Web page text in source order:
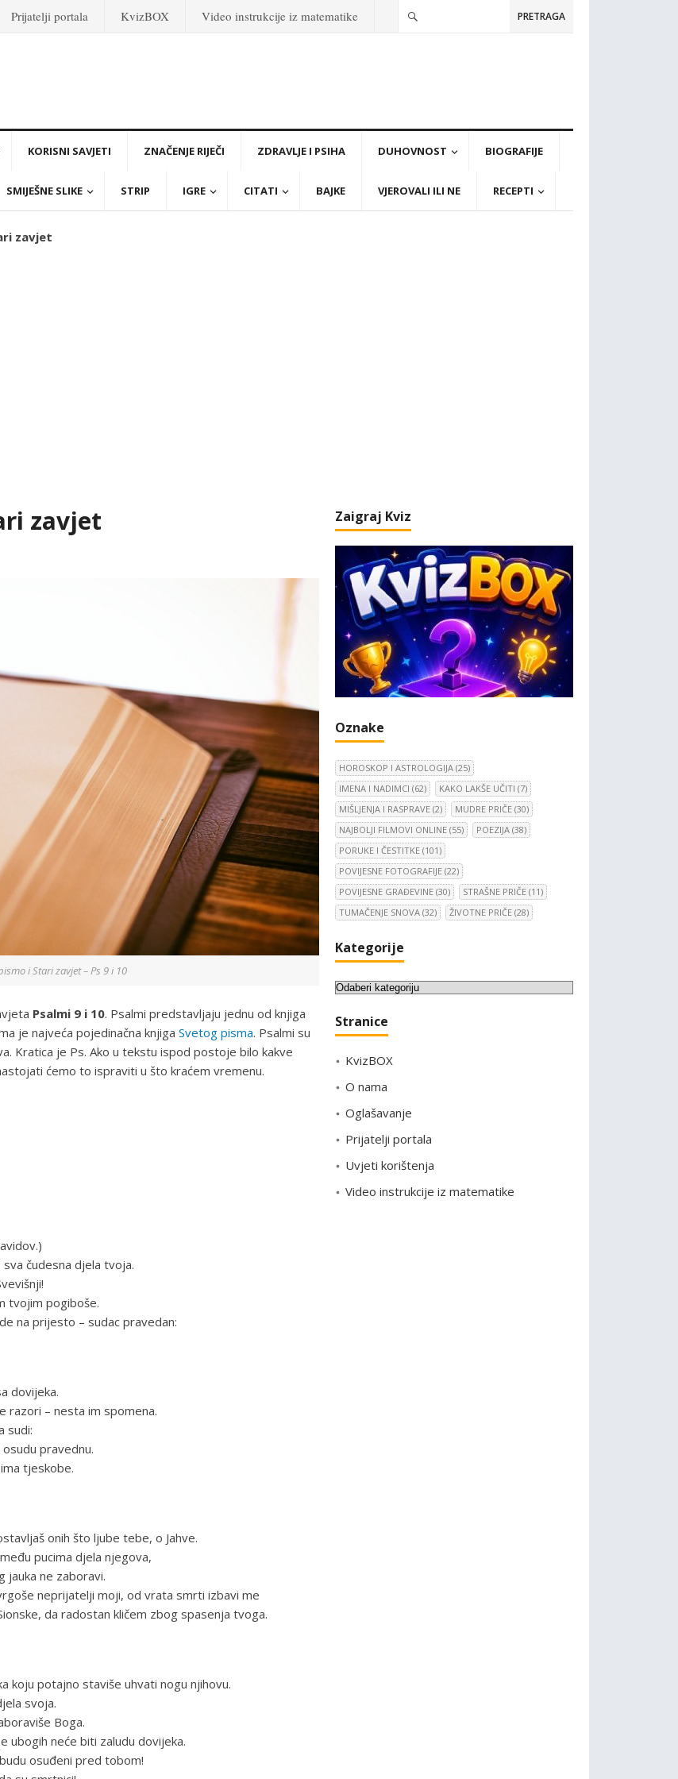
Prijatelji portala KvizBOX Video instrukcije iz matematike PRETRAGA
KORISNI SAVJETI ZNAČENJE RIJEČI ZDRAVLJE I PSIHA DUHOVNOST BIOGRAFIJE
SMIJEŠNE SLIKE STRIP IGRE CITATI BAJKE VJEROVALI ILI NE RECEPTI
zavjet
zavjet
i Stari zavjet – Ps 9 i 10
Psalmi 9 i 10. Psalmi predstavljaju jednu od knjiga
je najveća pojedinačna knjiga Svetog pisma. Psalmi su
Kratica je Ps. Ako u tekstu ispod postoje bilo kakve
ćemo to ispraviti u što kraćem vremenu.
čudesna djela tvoja.
tvojim pogiboše.
na prijesto – sudac pravedan:
dovijeka.
razori – nesta im spomena.
sudi:
pravednu.
tjeskobe.
onih što ljube tebe, o Jahve.
pucima djela njegova,
jauka ne zaboravi.
neprijatelji moji, od vrata smrti izbavi me
da radostan kličem zbog spasenja tvoga.
koju potajno staviše uhvati nogu njihovu.
svoja.
Boga.
ubogih neće biti zaludu dovijeka.
osuđeni pred tobom!
Zaigraj Kviz
Oznake
HOROSKOP I ASTROLOGIJA (25)
IMENA I NADIMCI (62) KAKO LAKŠE UČITI (7)
MIŠLJENJA I RASPRAVE (2) MUDRE PRIČE (30)
NAJBOLJI FILMOVI ONLINE (55) POEZIJA (38)
PORUKE I ČESTITKE (101)
POVIJESNE FOTOGRAFIJE (22)
POVIJESNE GRAĐEVINE (30) STRAŠNE PRIČE (11)
TUMAČENJE SNOVA (32) ŽIVOTNE PRIČE (28)
Kategorije
K
t
g
o
i
j
Stranice
KvizBOX
O nama
Oglašavanje
Prijatelji portala
Uvjeti korištenja
Video instrukcije iz matematike